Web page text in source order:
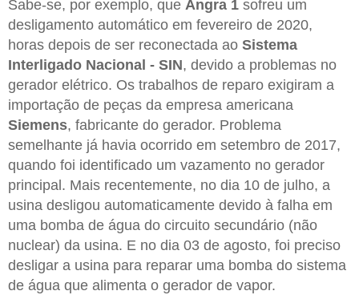
Sabe-se, por exemplo, que Angra 1 sofreu um
desligamento automático em fevereiro de 2020,
horas depois de ser reconectada ao Sistema
Interligado Nacional - SIN, devido a problemas no
gerador elétrico. Os trabalhos de reparo exigiram a
importação de peças da empresa americana
Siemens, fabricante do gerador. Problema
semelhante já havia ocorrido em setembro de 2017,
quando foi identificado um vazamento no gerador
principal. Mais recentemente, no dia 10 de julho, a
usina desligou automaticamente devido à falha em
uma bomba de água do circuito secundário (não
nuclear) da usina. E no dia 03 de agosto, foi preciso
desligar a usina para reparar uma bomba do sistema
de água que alimenta o gerador de vapor.